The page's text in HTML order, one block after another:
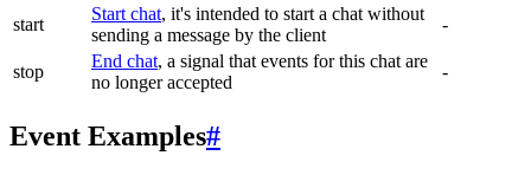
start
Start chat, it's intended to start a chat without
sending a message by the client
-
stop
End chat, a signal that events for this chat are
no longer accepted
-
Event Examples#